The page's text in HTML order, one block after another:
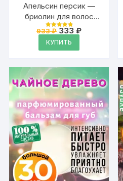
Апельсин персик —
бриолин для волос
Аурасо средней
фиксации
Оценка
из 5
933₽Первоначальная
цена
составляла
933 ₽.
333₽Текущая
КУПИТЬ